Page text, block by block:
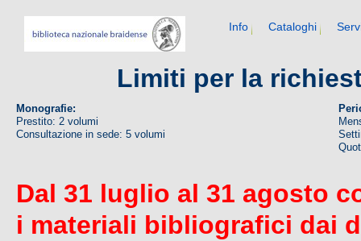
Info Cataloghi
Limiti per la
Monografie:
Prestito: 2 volumi
Consultazione in sede: 5 volumi
Dal 31 luglio al 31 agosto
i materiali bibliografici dai